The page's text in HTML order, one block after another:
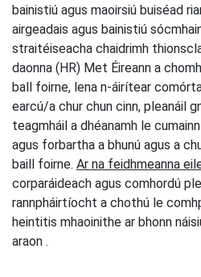
bainistiú agus maoirsiú buiséad
airgeadais agus bainistiú
straitéiseacha chaidrimh
daonna (HR) Met Éireann a
ball foirne, lena n-áirítear
earcú/a chur chun cinn, pleanáil
teagmháil a dhéanamh le
agus forbartha a bhunú agus a
baill foirne. Ar na feidhmeanna
corparáideach agus comhordú
rannpháirtíocht a chothú le
heintitis mhaoinithe ar bhonn
araon .